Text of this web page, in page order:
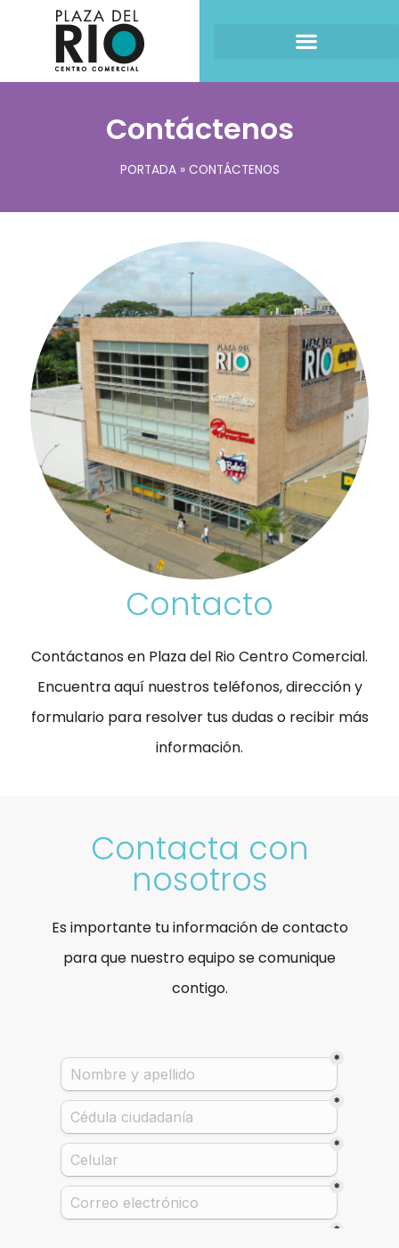
Contáctenos
PORTADA» CONTÁCTENOS
Contacto
Contáctanos en Plaza del Rio Centro Comercial.
Encuentra aquí nuestros teléfonos, dirección y
formulario para resolver tus dudas o recibir más
información.
Contacta con
nosotros
Es importante tu información de contacto
para que nuestro equipo se comunique
contigo.